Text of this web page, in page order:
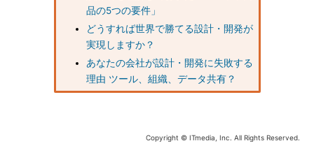
品の5つの要件」
どうすれば世界で勝てる設計・開発が
実現しますか？
あなたの会社が設計・開発に失敗する
理由 ツール、組織、データ共有？
Copyright © ITmedia, Inc. All Rights Reserved.